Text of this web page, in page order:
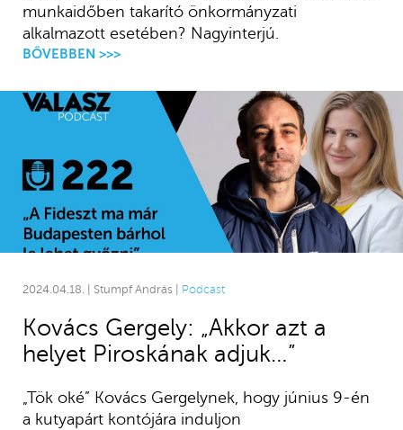
munkaidőben takarító önkormányzati
alkalmazott esetében? Nagyinterjú.
BŐVEBBEN >>>
2024.04.18. | Stumpf András | Podcast
Kovács Gergely: „Akkor azt a
helyet Piroskának adjuk…”
„Tök oké” Kovács Gergelynek, hogy június 9-én
a kutyapárt kontójára induljon